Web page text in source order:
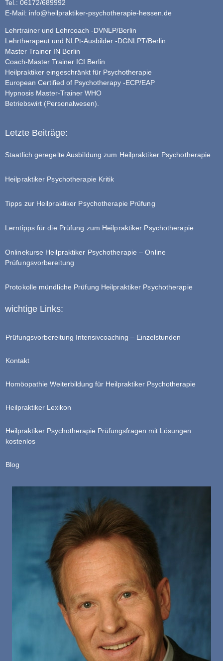
Tel.: 06172/689992
E-Mail: info@heilpraktiker-psychotherapie-hessen.de
Lehrtrainer und Lehrcoach -DVNLP/Berlin
Lehrtherapeut und NLPt-Ausbilder -DGNLPT/Berlin
Master Trainer IN Berlin
Coach-Master Trainer ICI Berlin
Heilpraktiker eingeschränkt für Psychotherapie
European Certified of Psychotherapy -ECP/EAP
Hypnosis Master-Trainer WHO
Betriebswirt (Personalwesen).
Letzte Beiträge:
Staatlich geregelte Ausbildung zum Heilpraktiker Psychotherapie
Heilpraktiker Psychotherapie Kritik
Tipps zur Heilpraktiker Psychotherapie Prüfung
Lerntipps für die Prüfung zum Heilpraktiker Psychotherapie
Onlinekurse Heilpraktiker Psychotherapie – Online
Prüfungsvorbereitung
Protokolle mündliche Prüfung Heilpraktiker Psychotherapie
wichtige Links:
Prüfungsvorbereitung Intensivcoaching – Einzelstunden
Kontakt
Homöopathie Weiterbildung für Heilpraktiker Psychotherapie
Heilpraktiker Lexikon
Heilpraktiker Psychotherapie Prüfungsfragen mit Lösungen
kostenlos
Blog